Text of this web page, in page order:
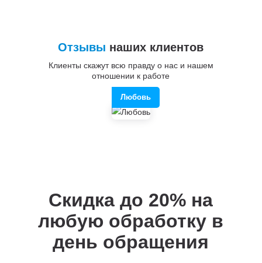
Отзывы наших клиентов
Клиенты скажут всю правду о нас и нашем
отношении к работе
Любовь
Скидка до 20% на
любую обработку в
день обращения